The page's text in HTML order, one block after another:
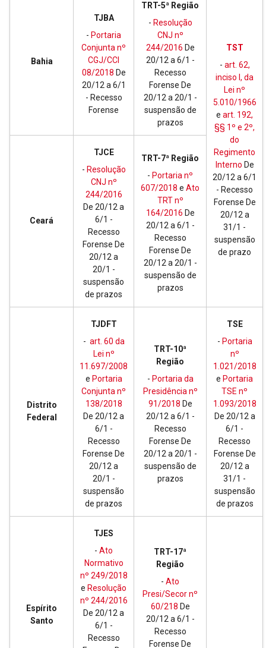
Bahia
TJBA
- Portaria
Conjunta nº
CGJ/CCI
08/2018 De
20/12 a 6/1
- Recesso
Forense
TRT-5ª Região
- Resolução
CNJ nº
244/2016 De
20/12 a 6/1 -
Recesso
Forense De
20/12 a 20/1 -
suspensão de
prazos
TST
- art. 62,
inciso I, da
Lei nº
5.010/1966
e art. 192,
§§ 1º e 2º,
do
Regimento
Interno De
20/12 a 6/1
- Recesso
Forense De
20/12 a
31/1 -
suspensão
de prazo
Ceará
TJCE
- Resolução
CNJ nº
244/2016
De 20/12 a
6/1 -
Recesso
Forense De
20/12 a
20/1 -
suspensão
de prazos
TRT-7ª Região
- Portaria nº
607/2018 e Ato
TRT nº
164/2016 De
20/12 a 6/1 -
Recesso
Forense De
20/12 a 20/1 -
suspensão de
prazos
Distrito
Federal
TJDFT
- art. 60 da
Lei nº
11.697/2008
e Portaria
Conjunta nº
138/2018
De 20/12 a
6/1 -
Recesso
Forense De
20/12 a
20/1 -
suspensão
de prazos
TRT-10ª
Região
- Portaria da
Presidência nº
91/2018 De
20/12 a 6/1 -
Recesso
Forense De
20/12 a 20/1 -
suspensão de
prazos
TSE
- Portaria
nº
1.021/2018
e Portaria
TSE nº
1.093/2018
De 20/12 a
6/1 -
Recesso
Forense De
20/12 a
31/1 -
suspensão
de prazos
Espírito
Santo
TJES
- Ato
Normativo
nº 249/2018
e Resolução
nº 244/2016
De 20/12 a
6/1 -
Recesso
TRT-17ª
Região
- Ato
Presi/Secor nº
60/218 De
20/12 a 6/1 -
Recesso
Forense De